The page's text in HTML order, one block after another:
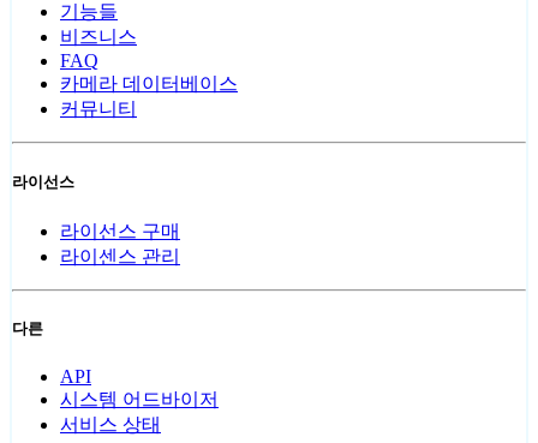
기능들
비즈니스
FAQ
카메라 데이터베이스
커뮤니티
라이선스
라이선스 구매
라이센스 관리
다른
API
시스템 어드바이저
서비스 상태